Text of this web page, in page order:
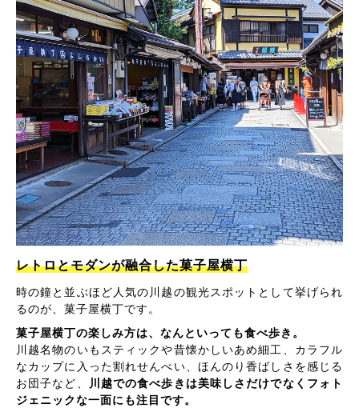
レトロとモダンが融合した菓子屋横丁
時の鐘と並ぶほど人気の川越の観光スポットとして挙げられ
るのが、菓子屋横丁です。
菓子屋横丁の楽しみ方は、なんといっても食べ歩き。
川越名物のいもスティックや昔懐かしいあめ細工、カラフル
なカップに入った割れせんべい、ほんのり香ばしさを感じる
お団子など、
川越での食べ歩きは美味しさだけでなくフォト
ジェニックな一面にも注目です。